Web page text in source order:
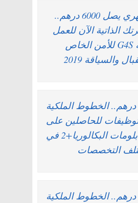
براتب شهري يصل 6000 درهم..
الذاتية الآن للعمل
بشركة G4S للأمن الخاص
والسياقة 2019
براتب 5500 درهم.. الخطوط الملكية
توظيفات للحاصلين على
الإجازة أو دبلومات البكالوريا+2 في
التخصصات
براتب 5500 درهم.. الخطوط الملكية